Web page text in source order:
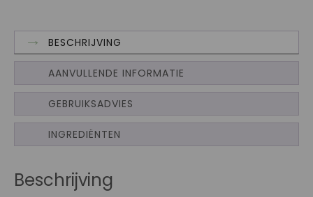
BESCHRIJVING
AANVULLENDE INFORMATIE
GEBRUIKSADVIES
INGREDIËNTEN
Beschrijving